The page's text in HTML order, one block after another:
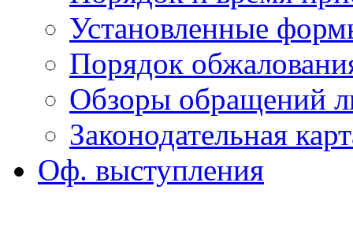
Установленные
Порядок
Обзоры обращений
Законодательная
Оф. выступления